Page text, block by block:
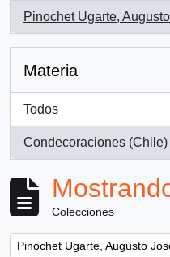
Pinochet Ugarte,
, 1 resultados
Materia
Todos
Condecoraciones (Chile)
, 1 resultados
Colecciones
Remove filter:
Pinochet Ugarte, Augusto